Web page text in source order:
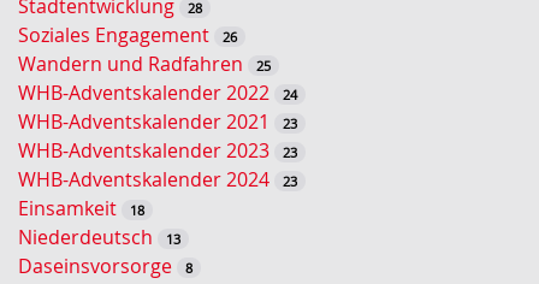
c
h
e
Stadtentwicklung 28
Soziales Engagement 26
Wandern und Radfahren 25
WHB-Adventskalender 2022 24
WHB-Adventskalender 2021 23
WHB-Adventskalender 2023 23
WHB-Adventskalender 2024 23
Einsamkeit 18
Niederdeutsch 13
Daseinsvorsorge 8